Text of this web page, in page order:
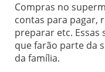
Compras no
contas para pagar,
preparar etc. Essas
que farão parte da
da família.